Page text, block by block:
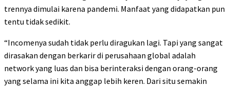
trennya dimulai karena pandemi. Manfaat yang didapatkan pun
tentu tidak sedikit.
“Incomenya sudah tidak perlu diragukan lagi. Tapi yang sangat
dirasakan dengan berkarir di perusahaan global adalah
network yang luas dan bisa berinteraksi dengan orang-orang
yang selama ini kita anggap lebih keren. Dari situ semakin